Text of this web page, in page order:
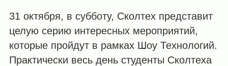
31 октября, в субботу, Сколтех представит
целую серию интересных мероприятий,
которые пройдут в рамках Шоу Технологий.
Практически весь день студенты Сколтеха